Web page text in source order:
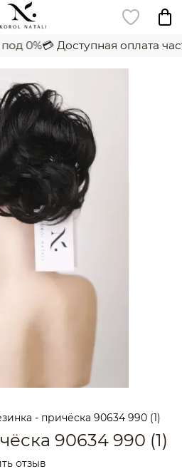
0%💳 Доступная оплата
- причёска 90634 990 (1)
90634 990 (1)
отзыв